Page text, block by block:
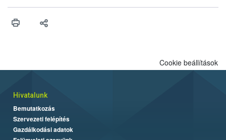
műszaki és hatósági feltételek.
Cookie beállítások
Hivatalunk
Bemutatkozás
Szervezeti felépítés
Gazdálkodási adatok